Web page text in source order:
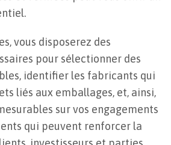
vous disposerez des
pour sélectionner des
identifier les fabricants qui
liés aux emballages, et, ainsi,
sur vos engagements
qui peuvent renforcer la